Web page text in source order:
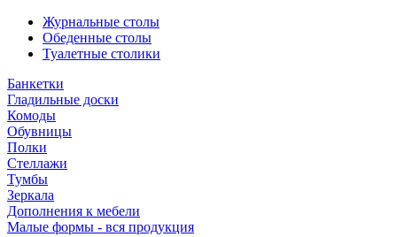
Журнальные столы
Обеденные столы
Туалетные столики
Банкетки
Гладильные доски
Комоды
Обувницы
Полки
Стеллажи
Тумбы
Зеркала
Дополнения к мебели
Малые формы - вся продукция